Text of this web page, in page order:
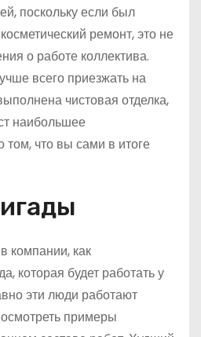
поскольку если был
ремонт, это не
о работе коллектива.
всего приезжать на
чистовая отделка,
наибольшее
том, что вы сами в итоге
компании, как
которая будет работать у
эти люди работают
примеры